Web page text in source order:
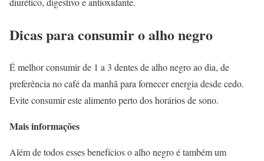
Dicas para consumir o alho negro
É melhor consumir de 1 a 3 dentes de alho negro ao dia, de
preferência no café da manhã para fornecer energia desde cedo.
Evite consumir este alimento perto dos horários de sono.
Mais informações
Além de todos esses benefícios o alho negro é também um